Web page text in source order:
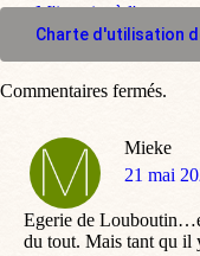
M'inscrire à l'espace
Charte d'utilisation
Mieke
dit
21 mai
Egerie de
du tout. Mais tant qu il
Commentaires fermés.